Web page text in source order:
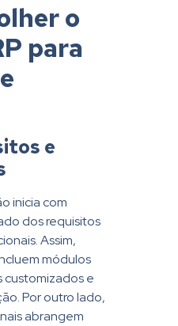
o
para
e
inicia com
dos requisitos
Assim,
módulos
customizados e
Por outro lado,
abrangem